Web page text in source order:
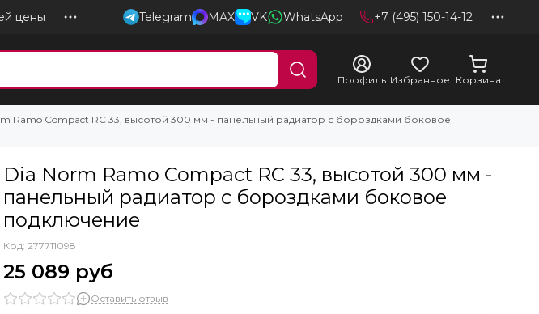
цены Telegram MAX VK WhatsApp +7 (495) 150-14-12
Профиль Избранное Корзина
Ramo Compact RC 33, высотой 300 мм - панельный радиатор с бороздками боковое
Dia Norm Ramo Compact RC 33, высотой 300 мм -
панельный радиатор с бороздками боковое
подключение
Код: 277711098
25 089 руб
Оставить отзыв